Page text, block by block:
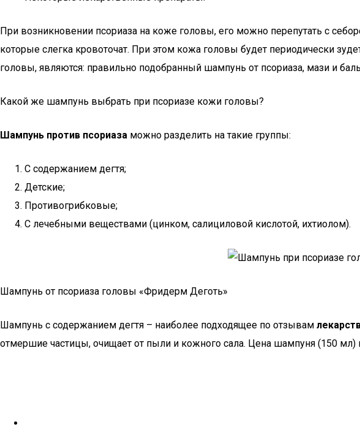
При возникновении псориаза на коже головы, его можно перепутать с
которые слегка кровоточат. При этом кожа головы будет периодически
головы, являются: правильно подобранный шампунь от псориаза, мази и
Какой же шампунь выбрать при псориазе кожи головы?
Шампунь против псориаза можно разделить на такие группы:
С содержанием дегтя;
Детские;
Противогрибковые;
С лечебными веществами (цинком, салициловой кислотой, ихтиолом).
Шампунь от псориаза головы «Фридерм Деготь»
Шампунь с содержанием дегтя – наиболее подходящее по отзывам
отмершие частицы, очищает от пыли и кожного сала. Цена шампуня (150 мл)